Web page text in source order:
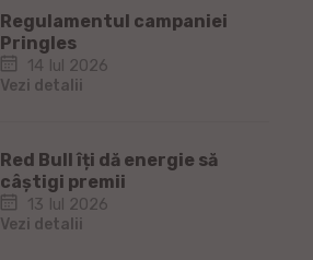
Regulamentul campaniei
Pringles
14 Iul 2026
Vezi detalii
Red Bull îți dă energie să
câștigi premii
13 Iul 2026
Vezi detalii